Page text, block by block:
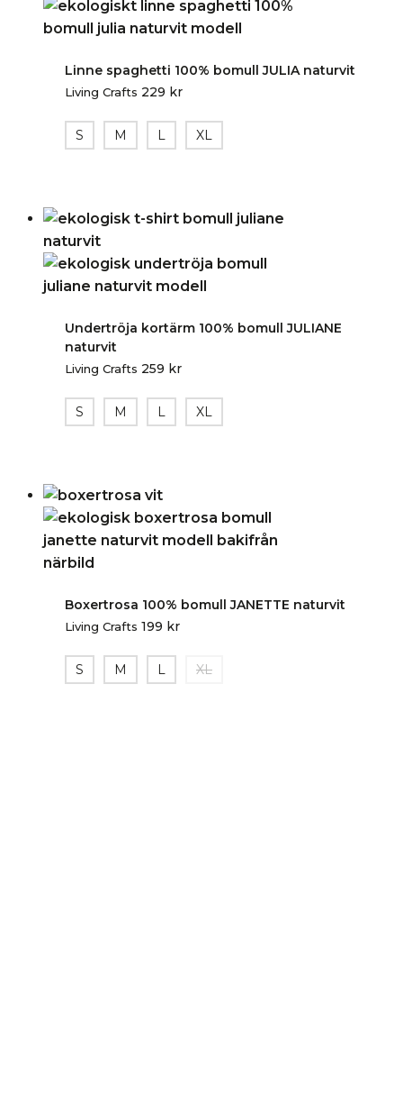
Linne spaghetti 100% bomull JULIA naturvit
Living Crafts 229 kr
S M L XL
Undertröja kortärm 100% bomull JULIANE
naturvit
Living Crafts 259 kr
S M L XL
Boxertrosa 100% bomull JANETTE naturvit
Living Crafts 199 kr
S M L XL